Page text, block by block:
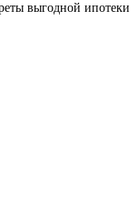
выгодной ипотеки